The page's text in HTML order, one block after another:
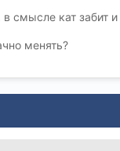
смысле кат забит
менять?